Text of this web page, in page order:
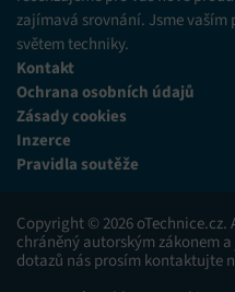
zajímavá srovnání. Jsme vaším
světem techniky.
Kontakt
Ochrana osobních údajů
Zásady cookies
Inzerce
Pravidla soutěže
Copyright © 2026 oTechnice.cz.
chráněný autorským zákonem
dotazů nás prosím kontaktujte